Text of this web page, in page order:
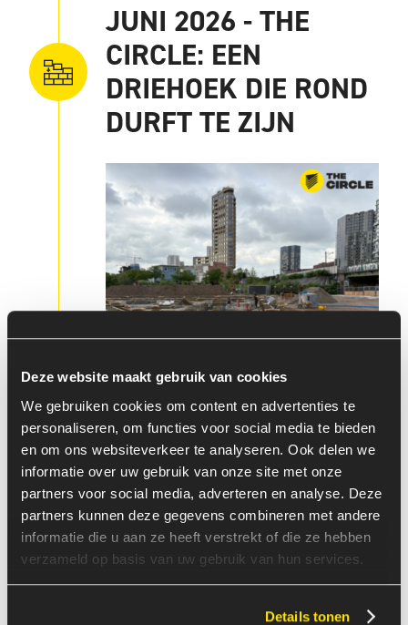
Deze website maakt gebruik van cookies
We gebruiken cookies om content en advertenties te
personaliseren, om functies voor social media te bieden
en om ons websiteverkeer te analyseren. Ook delen we
informatie over uw gebruik van onze site met onze
partners voor social media, adverteren en analyse. Deze
partners kunnen deze gegevens combineren met andere
informatie die u aan ze heeft verstrekt of die ze hebben
verzameld op basis van uw gebruik van hun services.
Details tonen
JUNI 2026 - THE
CIRCLE: EEN
DRIEHOEK DIE ROND
DURFT TE ZIJN
Het gebouw is rond, maar komt voort uit de
Rockstars-driehoek: technologie, mens en
plezier. Dat geeft The Circle een eigenzinnige
vorm én karakter. Het is een plek die afwijkt
van de standaard en die daar juist trots op is.
Want waarom vierkant blijven denken als je